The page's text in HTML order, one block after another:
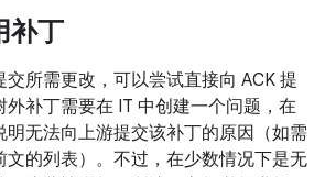
补丁
所需更改，可以尝试直接向 ACK 提
外补丁需要在 IT 中创建一个问题，在
明无法向上游提交该补丁的原因（如需
文的列表）。不过，在少数情况下是无